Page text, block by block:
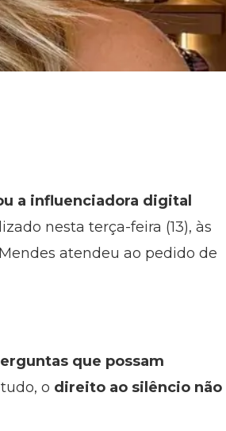
a influenciadora digital
nesta terça-feira (13), às
atendeu ao pedido de
que possam
o direito ao silêncio não